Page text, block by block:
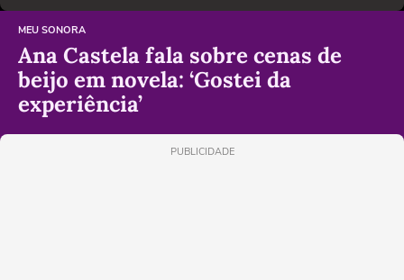
MEU SONORA
Ana Castela fala sobre cenas de
beijo em novela: ‘Gostei da
experiência’
PUBLICIDADE